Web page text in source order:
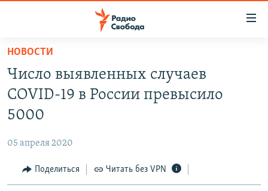
упрощенного
доступа
Вернуться
основному
Вернутся
АВТОРСКИЕ ПРОЕКТЫ
МНЕНИЯ
КУЛЬТУРА
НОВОСТИ
Число выявленных случаев
COVID-19 в России превысило
5000
05 апреля 2020
Поделиться Читать без VPN